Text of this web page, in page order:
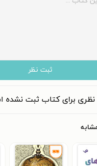
ثبت نظر
نظری برای کتاب ثبت نشده